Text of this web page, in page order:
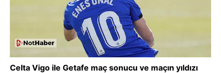
Celta Vigo ile Getafe maç sonucu ve maçın yıldızı